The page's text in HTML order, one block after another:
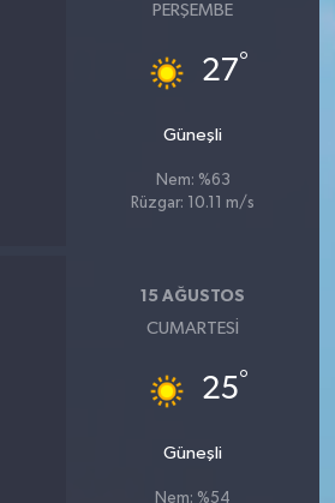
PERŞEMBE
27°
Güneşli
Nem: %63
Rüzgar: 10.11 m/s
15 AĞUSTOS
CUMARTESI
25°
Güneşli
Nem: %54